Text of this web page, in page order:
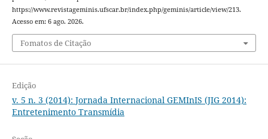
https://www.revistageminis.ufscar.br/index.php/geminis/article/view/213.
Acesso em: 6 ago. 2026.
Fomatos de Citação
Edição
v. 5 n. 3 (2014): Jornada Internacional GEMInIS (JIG 2014):
Entretenimento Transmídia